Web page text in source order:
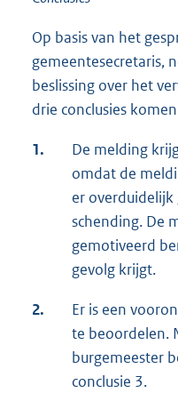
Op basis van het
gemeentesecretaris,
beslissing over het
drie conclusies
1.
De melding
omdat de
er overduidelijk
schending. De
gemotiveerd
gevolg krijgt.
2.
Er is een
te beoordelen.
burgemeester
conclusie 3.